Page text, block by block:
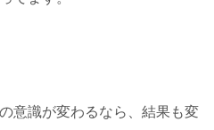
意識が変わるなら、結果も変